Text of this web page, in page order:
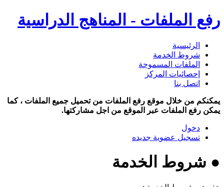
رفع الملفات - المناهج الدراسية
الرئيسية
شروط الخدمة
الملفات المسموحة
إحصائيات المركز
اتصل بنا
يمكنكم من خلال موقع رفع الملفات من تحميل جميع الملفات ، كما
يمكن رفع الملفات عبر الموقع من اجل مشاركتها.
دخول
تسجيل عضوية جديده
● شروط الخدمة